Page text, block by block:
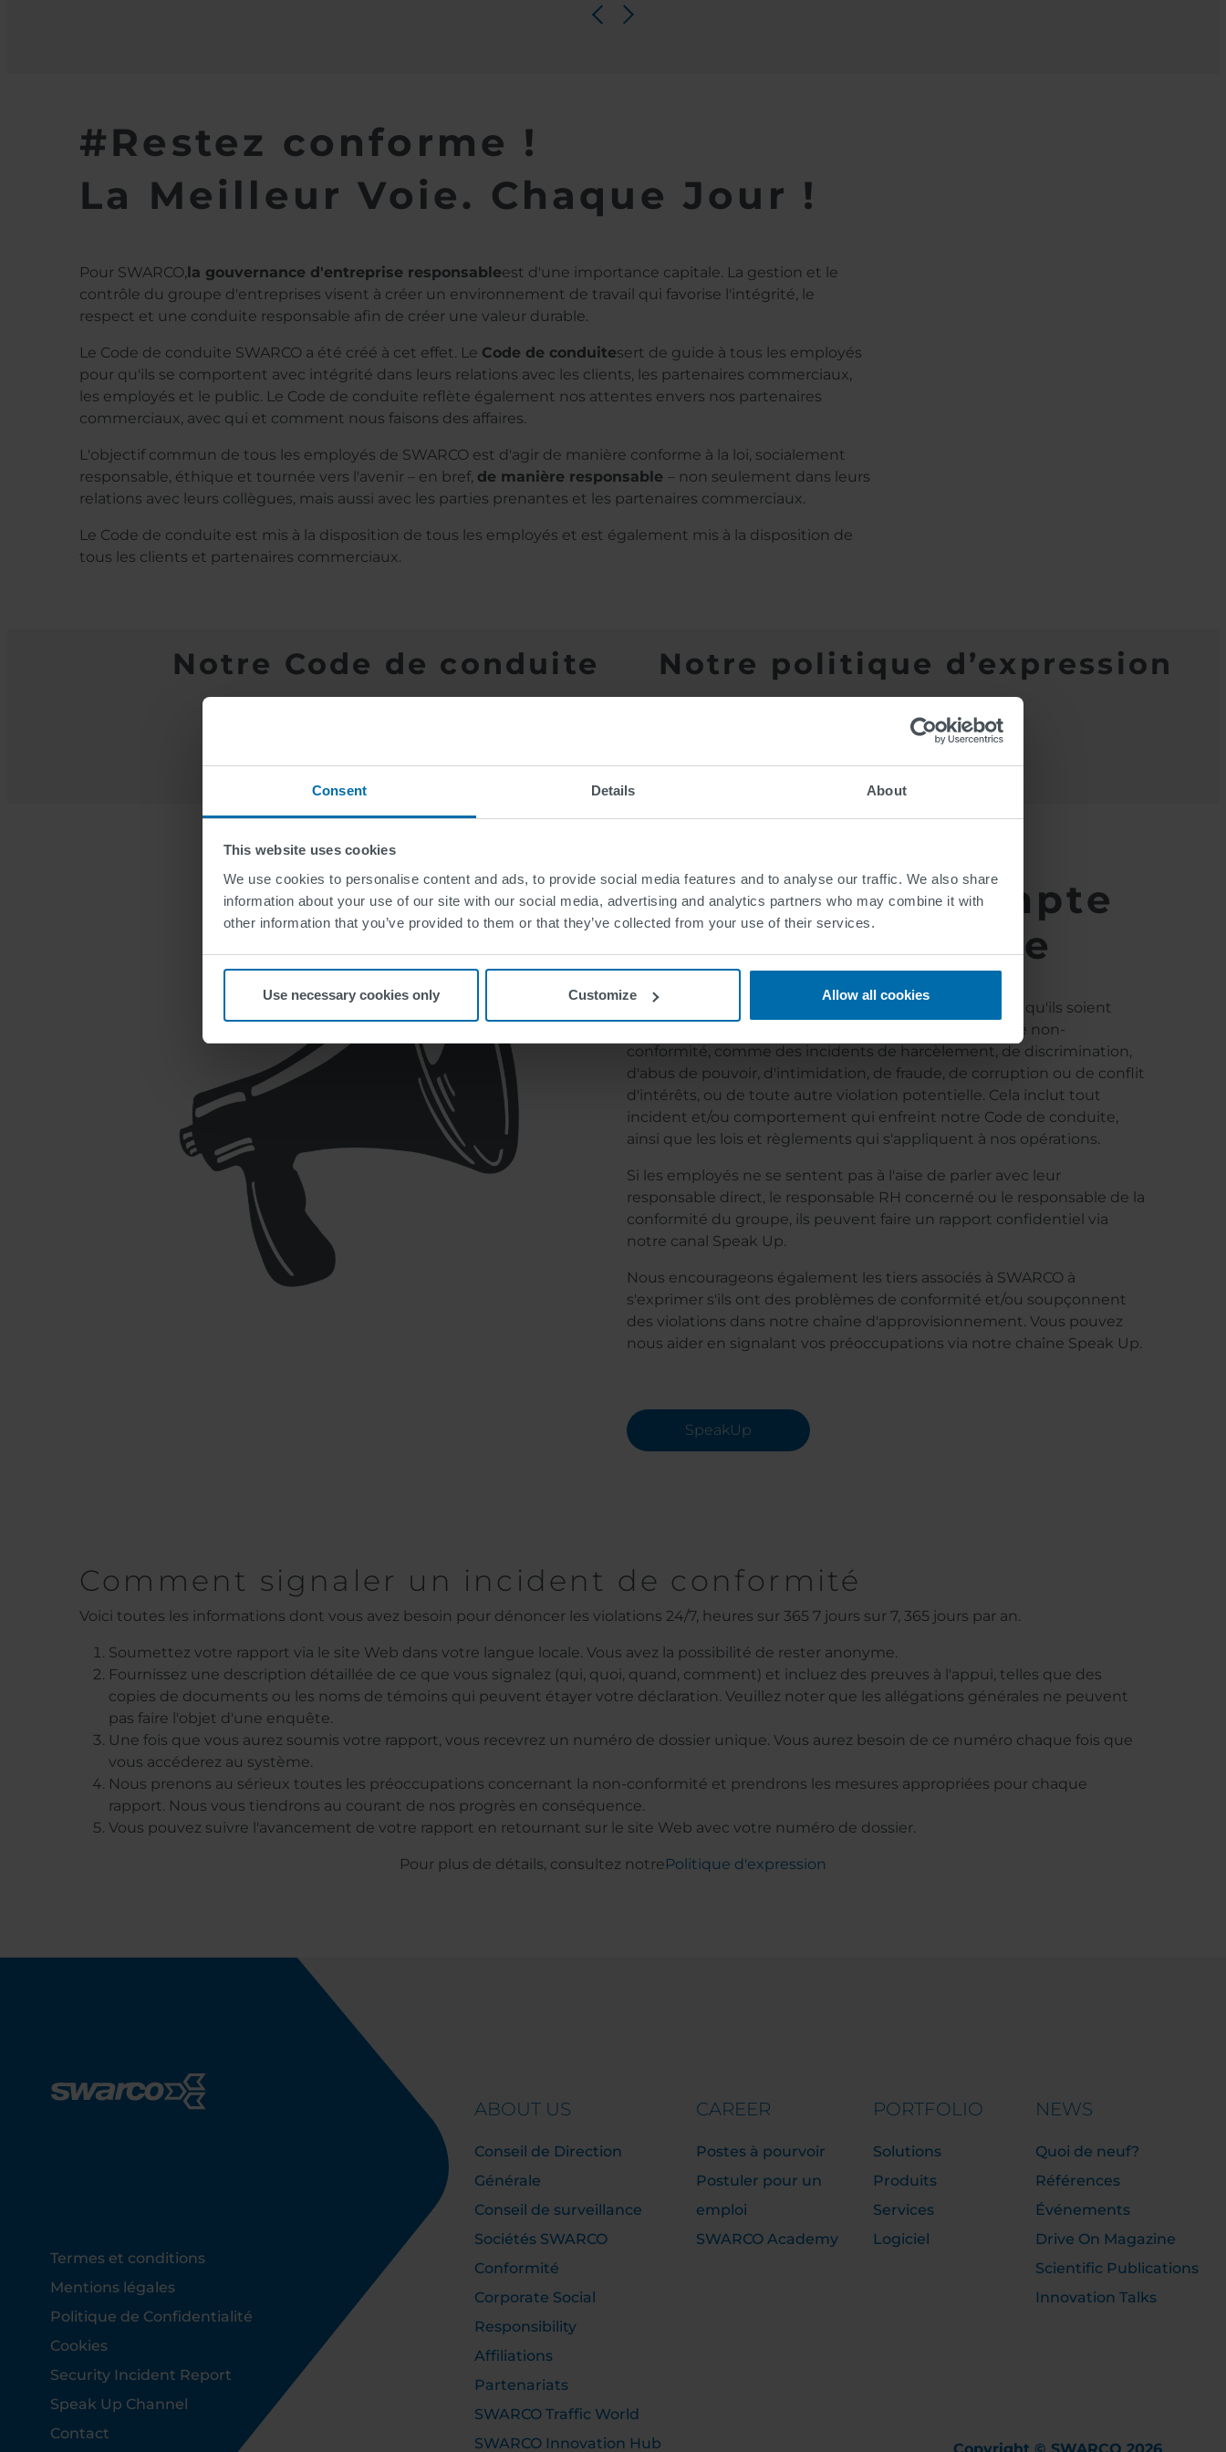
Consent Details About
This website uses cookies
We use cookies to personalise content and ads, to provide social media features and to analyse our traffic. We also share
information about your use of our site with our social media, advertising and analytics partners who may combine it with
other information that you’ve provided to them or that they’ve collected from your use of their services.
Use necessary cookies only Customize Allow all cookies
#Restez conforme !
La Meilleur Voie. Chaque Jour !
Pour SWARCO,la gouvernance d'entreprise responsableest d'une importance capitale. La gestion et le
contrôle du groupe d'entreprises visent à créer un environnement de travail qui favorise l'intégrité, le
respect et une conduite responsable afin de créer une valeur durable.
Le Code de conduite SWARCO a été créé à cet effet. Le Code de conduitesert de guide à tous les employés
pour qu'ils se comportent avec intégrité dans leurs relations avec les clients, les partenaires commerciaux,
les employés et le public. Le Code de conduite reflète également nos attentes envers nos partenaires
commerciaux, avec qui et comment nous faisons des affaires.
L'objectif commun de tous les employés de SWARCO est d'agir de manière conforme à la loi, socialement
responsable, éthique et tournée vers l'avenir – en bref, de manière responsable – non seulement dans leurs
relations avec leurs collègues, mais aussi avec les parties prenantes et les partenaires commerciaux.
Le Code de conduite est mis à la disposition de tous les employés et est également mis à la disposition de
tous les clients et partenaires commerciaux.
Notre Code de conduite Notre politique d’expression
Download
Votre parole compte
– Prenez la parole
Nous encourageons nos employés à prendre la parole, qu'ils soient
confrontés directement ou témoins d'une situation de non-
conformité, comme des incidents de harcèlement, de discrimination,
d'abus de pouvoir, d'intimidation, de fraude, de corruption ou de conflit
d'intérêts, ou de toute autre violation potentielle. Cela inclut tout
incident et/ou comportement qui enfreint notre Code de conduite,
ainsi que les lois et règlements qui s'appliquent à nos opérations.
Si les employés ne se sentent pas à l'aise de parler avec leur
responsable direct, le responsable RH concerné ou le responsable de la
conformité du groupe, ils peuvent faire un rapport confidentiel via
notre canal Speak Up.
Nous encourageons également les tiers associés à SWARCO à
s'exprimer s'ils ont des problèmes de conformité et/ou soupçonnent
des violations dans notre chaîne d'approvisionnement. Vous pouvez
nous aider en signalant vos préoccupations via notre chaîne Speak Up.
SpeakUp
Comment signaler un incident de conformité
Voici toutes les informations dont vous avez besoin pour dénoncer les violations 24/7, heures sur 365 7 jours sur 7, 365 jours par an.
Soumettez votre rapport via le site Web dans votre langue locale. Vous avez la possibilité de rester anonyme.
Fournissez une description détaillée de ce que vous signalez (qui, quoi, quand, comment) et incluez des preuves à l'appui, telles que des
copies de documents ou les noms de témoins qui peuvent étayer votre déclaration. Veuillez noter que les allégations générales ne peuvent
pas faire l'objet d'une enquête.
Une fois que vous aurez soumis votre rapport, vous recevrez un numéro de dossier unique. Vous aurez besoin de ce numéro chaque fois que
vous accéderez au système.
Nous prenons au sérieux toutes les préoccupations concernant la non-conformité et prendrons les mesures appropriées pour chaque
rapport. Nous vous tiendrons au courant de nos progrès en conséquence.
Vous pouvez suivre l'avancement de votre rapport en retournant sur le site Web avec votre numéro de dossier.
Pour plus de détails, consultez notrePolitique d'expression
Footer
Termes et conditions
Mentions légales
Politique de Confidentialité
Cookies
Security Incident Report
Speak Up Channel
Contact
ABOUT US
Conseil de Direction
Générale
Conseil de surveillance
Sociétés SWARCO
Conformité
Corporate Social
Responsibility
Affiliations
Partenariats
SWARCO Traffic World
SWARCO Innovation Hub
CAREER
Postes à pourvoir
Postuler pour un
emploi
SWARCO Academy
PORTFOLIO
Solutions
Produits
Services
Logiciel
NEWS
Quoi de neuf?
Références
Événements
Drive On Magazine
Scientific Publications
Innovation Talks